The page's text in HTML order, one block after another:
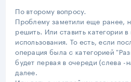
По второму вопросу.
Проблему заметили еще ранее,
решить. Или ставить категории
использования. То есть, если
операция была с категорией
будет первая в очереди (слева -
далее.